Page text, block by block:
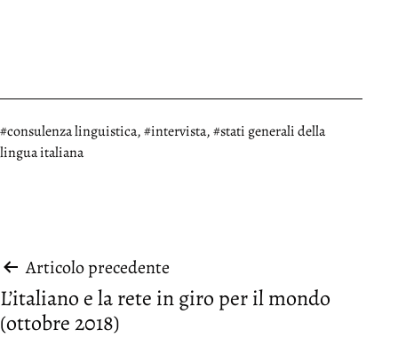
Taggato
consulenza linguistica, intervista, stati generali della
lingua italiana
Navigazione
articoli
Articolo precedente
L’italiano e la rete in giro per il mondo
(ottobre 2018)